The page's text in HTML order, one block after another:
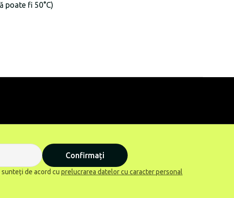
poate fi 50°C)
Confirmați
sunteți de acord cu prelucrarea datelor cu caracter personal